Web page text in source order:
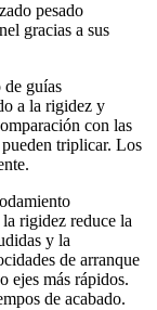
pesado
gracias a sus
de guías
a la rigidez y
con las
triplicar. Los
rigidez reduce la
y la
de arranque
ejes más rápidos.
de acabado.